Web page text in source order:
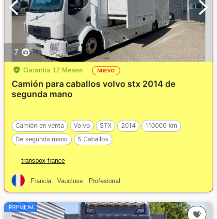
7
Garantía 12 Meses NUEVO
Camión para caballos volvo stx 2014 de
segunda mano
Camión en venta Volvo STX 2014
110000 km
De segunda mano
5 Caballos
transbox-france
Francia Vaucluse Profesional
PREMIUM